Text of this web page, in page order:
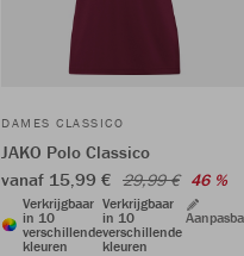
DAMES CLASSICO
JAKO Polo Classico
vanaf 15,99 € 29,99 € 46 %
Verkrijgbaar
in 10
verschillende
kleuren
Verkrijgbaar
in 10
verschillende
kleuren